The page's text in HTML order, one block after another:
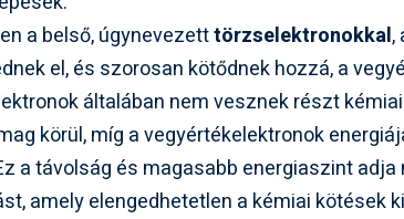
a belső, úgynevezetttörzselektronokkal,
el, és szorosan kötődnek hozzá, a
általában nem vesznek részt
körül, míg a vegyértékelektronok
a távolság és magasabb energiaszint
amely elengedhetetlen a kémiai kötések